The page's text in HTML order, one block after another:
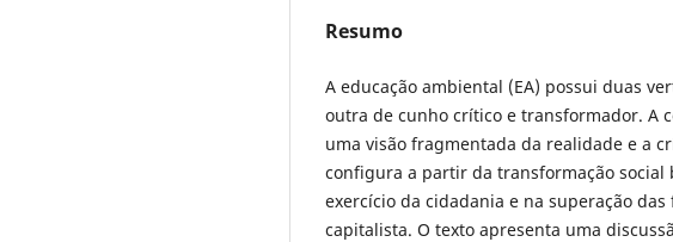
Resumo
A educação ambiental (EA) possui duas
outra de cunho crítico e transformador. A
uma visão fragmentada da realidade e a
configura a partir da transformação social
exercício da cidadania e na superação
capitalista. O texto apresenta uma